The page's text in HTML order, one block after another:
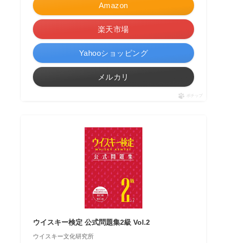
Amazon
楽天市場
Yahooショッピング
メルカリ
ポチップ
ウイスキー検定 公式問題集2級 Vol.2
ウイスキー文化研究所